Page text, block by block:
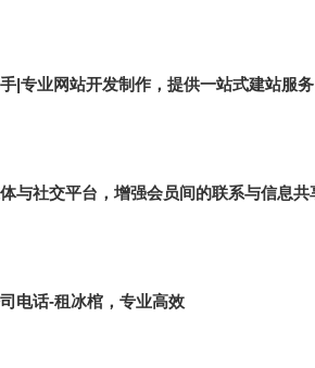
|专业网站开发制作，提供一站式建站服务
与社交平台，增强会员间的联系与信息共
电话-租冰棺，专业高效